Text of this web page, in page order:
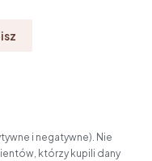
i negatywne). Nie
którzy kupili dany